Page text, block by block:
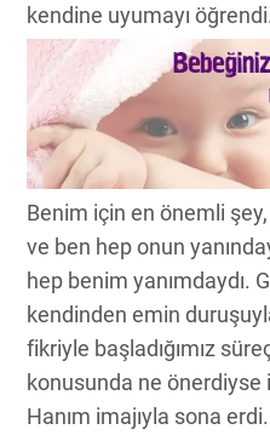
kendine uyumayı öğrendi.
Benim için en önemli
ve ben hep onun
hep benim yanımdaydı.
kendinden emin
fikriyle başladığımız
konusunda ne önerdiyse
Hanım imajıyla sona